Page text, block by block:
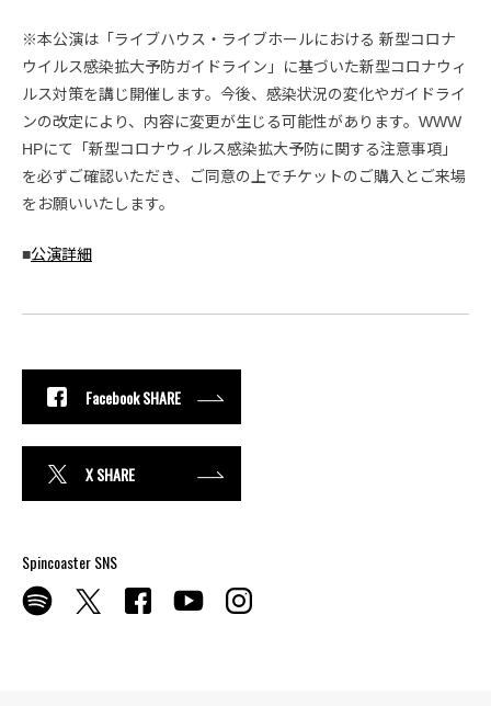
※本公演は「ライブハウス・ライブホールにおける 新型コロナ
ウイルス感染拡大予防ガイドライン」に基づいた新型コロナウィ
ルス対策を講じ開催します。今後、感染状況の変化やガイドライ
ンの改定により、内容に変更が生じる可能性があります。WWW
HPにて「新型コロナウィルス感染拡大予防に関する注意事項」
を必ずご確認いただき、ご同意の上でチケットのご購入とご来場
をお願いいたします。
■公演詳細
Facebook SHARE
X SHARE
Spincoaster SNS